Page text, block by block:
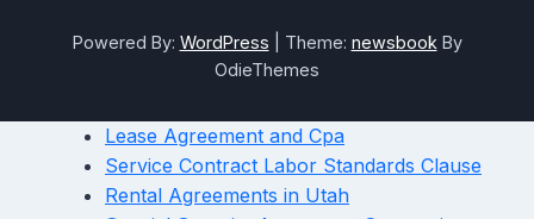
Powered By: WordPress Theme: newsbook By
OdieThemes
Lease Agreement and Cpa
Service Contract Labor Standards Clause
Rental Agreements in Utah